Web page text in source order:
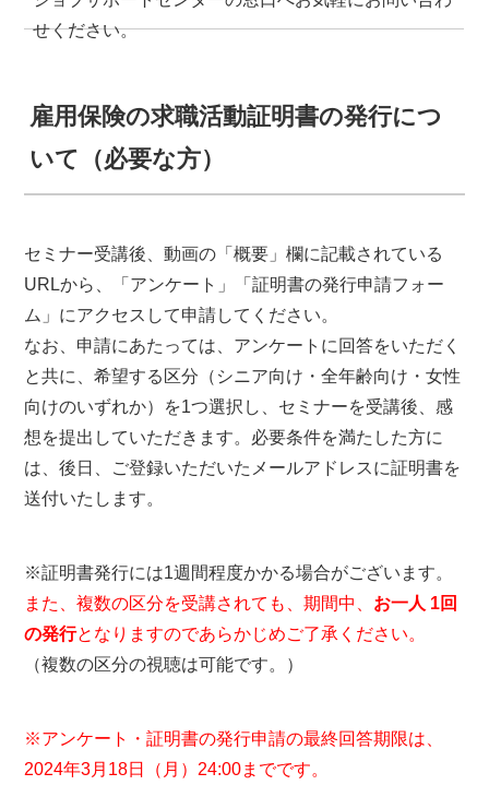
せください。
雇用保険の求職活動証明書の発行につ
いて（必要な方）
セミナー受講後、動画の「概要」欄に記載されている
URLから、「アンケート」「証明書の発行申請フォー
ム」にアクセスして申請してください。
なお、申請にあたっては、アンケートに回答をいただく
と共に、希望する区分（シニア向け・全年齢向け・女性
向けのいずれか）を1つ選択し、セミナーを受講後、感
想を提出していただきます。必要条件を満たした方に
は、後日、ご登録いただいたメールアドレスに証明書を
送付いたします。
※証明書発行には1週間程度かかる場合がございます。
また、複数の区分を受講されても、期間中、 お一人 1回
の発行となりますのであらかじめご了承ください。
（複数の区分の視聴は可能です。）
※アンケート・証明書の発行申請の最終回答期限は、
2024年3月18日（月）24:00までです。